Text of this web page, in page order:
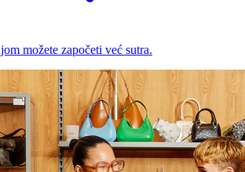
možete započeti već sutra.